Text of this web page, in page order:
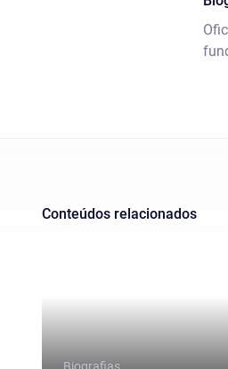
Conteúdos relacionados